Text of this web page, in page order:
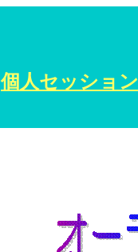
個人セッション